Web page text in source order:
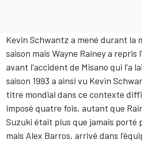
Kevin Schwantz a mené durant la
saison mais Wayne Rainey a repris
avant l'accident de Misano qui l'a
saison 1993 a ainsi vu Kevin
titre mondial dans ce contexte
imposé quatre fois, autant que
Suzuki était plus que jamais porté
mais Alex Barros, arrivé dans